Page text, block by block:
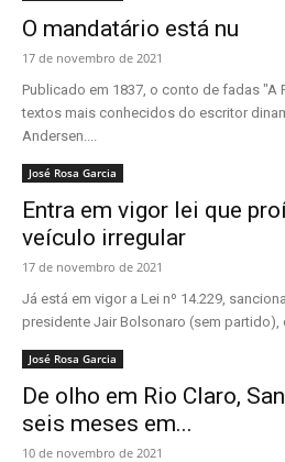
O mandatário está nu
17 de novembro de 2021
Publicado em 1837, o conto de fadas "A
textos mais conhecidos do escritor
Andersen....
José Rosa Garcia
Entra em vigor lei que
veículo irregular
17 de novembro de 2021
Já está em vigor a Lei nº 14.229,
presidente Jair Bolsonaro (sem partido),
José Rosa Garcia
De olho em Rio Claro,
seis meses em...
10 de novembro de 2021